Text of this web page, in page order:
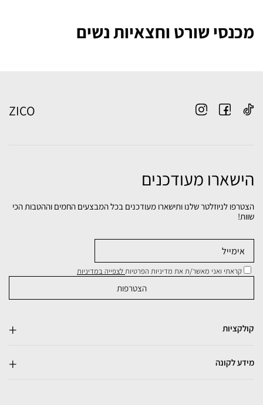
מכנסי שורט וחצאיות נשים
ZICO
הישארו מעודכנים
הצטרפו לניוזלטר שלנו ותישארו מעודכנים בכל המבצעים החמים וההטבות הכי
שוות!
קראתי ואני מאשר/ת את מדיניות הפרטיותלצפייה במדיניות
קולקציות
מידע לקונה